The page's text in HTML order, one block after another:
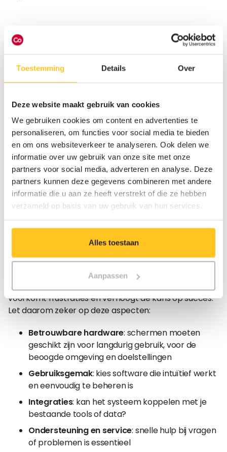
Toestemming Details Over
Deze website maakt gebruik van cookies
We gebruiken cookies om content en advertenties te
personaliseren, om functies voor social media te bieden
en om ons websiteverkeer te analyseren. Ook delen we
informatie over uw gebruik van onze site met onze
partners voor social media, adverteren en analyse. Deze
partners kunnen deze gegevens combineren met andere
informatie die u aan ze heeft verstrekt of die ze hebben
verzameld op basis van uw gebruik van hun services.
Alles toestaan
Aanpassen
Waarop moet je letten bij de keuze
van een digital signage systeem?
Een digital signage oplossing kies je niet zomaar. Een
impact heeft.
Start daarom met een paar strategische vragen:
Wat wil je bereiken: marketing, interne
communicatie of een combinatie van beide?
Wie zal de content beheren en up-to-date
houden?
Welk resultaat verwacht je, zoals tijdswinst, meer
betrokkenheid of extra omzet?
Als je dit op een rijtje hebt, kan je gerichter een
oplossing kiezen die bij jouw organisatie past.
Waar let je best op bij je keuze?
Niet elk systeem is hetzelfde. Een doordachte keuze
voorkomt frustraties en verhoogt de kans op succes.
Let daarom zeker op deze aspecten:
Betrouwbare hardware: schermen moeten
geschikt zijn voor langdurig gebruik, voor de
beoogde omgeving en doelstellingen
Gebruiksgemak: kies software die intuïtief werkt
en eenvoudig te beheren is
Integraties: kan het systeem koppelen met je
bestaande tools of data?
Ondersteuning en service: snelle hulp bij vragen
of problemen is essentieel